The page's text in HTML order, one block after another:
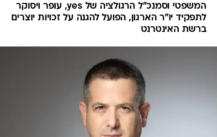
המשפטי וסמנכ"ל הרגולציה של yes, עופר ויסוקר
לתפקיד יו"ר הארגון, הפועל להגנה על זכויות יוצרים
ברשת האינטרנט